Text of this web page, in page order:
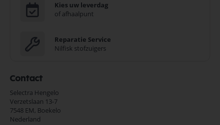
Kies uw leverdag
of afhaalpunt
Reparatie Service
Nilfisk stofzuigers
Contact
Selectra Hengelo
Verzetslaan 13-7
7548 EM, Boekelo
Nederland